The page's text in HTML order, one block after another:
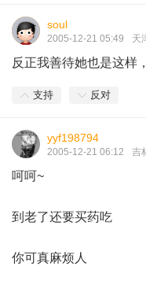
soul
2005-12-21 05:49 天
反正我善待她也是这样
支持 反对
yyf198794
2005-12-21 06:12 吉
呵呵~
到老了还要买药吃
你可真麻烦人